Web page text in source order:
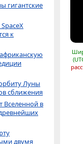
гигантские
к
Луны
сближения
Вселенной в
двумя